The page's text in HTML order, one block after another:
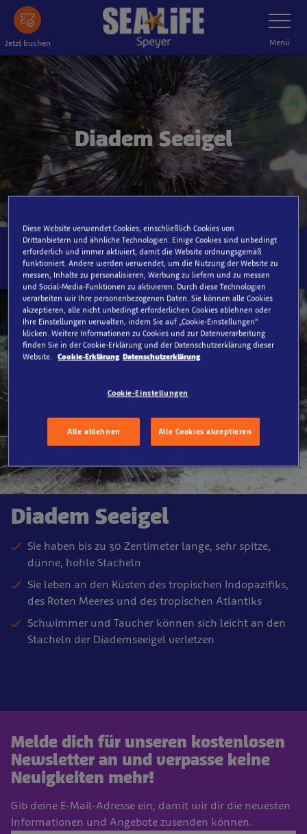
Zum
Hauptinhalt
springen
Jetzt buchen
Navigation
Menü
Diadem Seeigel
Diadem Seeigel
Sie haben bis zu 30 Zentimeter lange, sehr spitze,
dünne, hohle Stacheln
Sie leben an den Küsten des tropischen Indopazifiks,
des Roten Meeres und des tropischen Atlantiks
Schwimmer und Taucher können sich leicht an den
Stacheln der Diademseeigel verletzen
Melde dich für unseren kostenlosen
Newsletter an und verpasse keine
Neuigkeiten mehr!
Gib deine E-Mail-Adresse ein, damit wir dir die neuesten
Informationen und Angebote zusenden können.
Diese Website verwendet Cookies, einschließlich Cookies von
Drittanbietern und ähnliche Technologien. Einige Cookies sind unbedingt
erforderlich und immer aktiviert, damit die Website ordnungsgemäß
funktioniert. Andere werden verwendet, um die Nutzung der Website zu
messen, Inhalte zu personalisieren, Werbung zu liefern und zu messen
und Social-Media-Funktionen zu aktivieren. Durch diese Technologien
verarbeiten wir Ihre personenbezogenen Daten. Sie können alle Cookies
akzeptieren, alle nicht unbedingt erforderlichen Cookies ablehnen oder
Ihre Einstellungen verwalten, indem Sie auf „Cookie-Einstellungen“
klicken. Weitere Informationen zu Cookies und zur Datenverarbeitung
finden Sie in der Cookie-Erklärung und der Datenschutzerklärung dieser
Website.
Cookie-Erklärung Datenschutzerklärung
Cookie-Einstellungen
Alle ablehnen Alle Cookies akzeptieren